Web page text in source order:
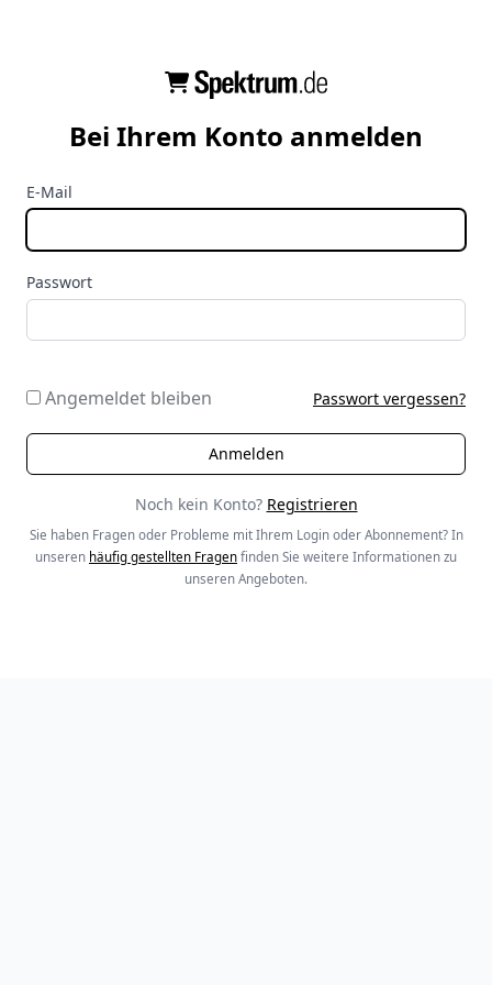
Bei Ihrem Konto anmelden
E-Mail
Passwort
Angemeldet bleiben Passwort vergessen?
Noch kein Konto? Registrieren
Sie haben Fragen oder Probleme mit Ihrem Login oder Abonnement? In
unseren häufig gestellten Fragen finden Sie weitere Informationen zu
unseren Angeboten.